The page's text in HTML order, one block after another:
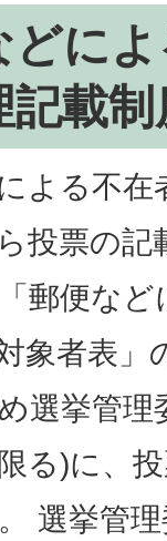
どに
記載
よる不
投票の
郵便な
象者表」
選挙管理
る)に、
選挙管